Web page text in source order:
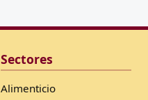
Sectores
Alimenticio